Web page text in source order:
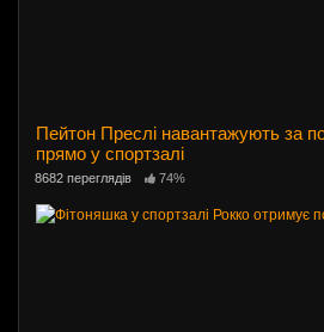
Пейтон Преслі навантажують за
прямо у спортзалі
8682 переглядів 74%